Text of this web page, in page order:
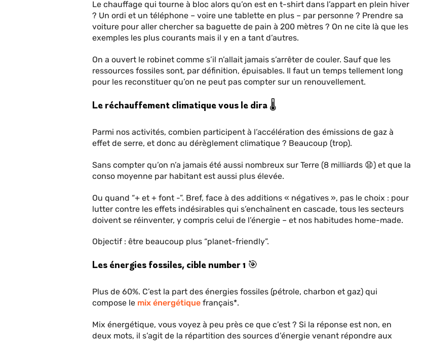
Le chauffage qui tourne à bloc alors qu’on est en t-shirt dans l’appart en plein hiver
? Un ordi et un téléphone – voire une tablette en plus – par personne ? Prendre sa
voiture pour aller chercher sa baguette de pain à 200 mètres ? On ne cite là que les
exemples les plus courants mais il y en a tant d’autres.
On a ouvert le robinet comme s’il n’allait jamais s’arrêter de couler. Sauf que les
ressources fossiles sont, par définition, épuisables. Il faut un temps tellement long
pour les reconstituer qu’on ne peut pas compter sur un renouvellement.
Le réchauffement climatique vous le dira 🌡
Parmi nos activités, combien participent à l’accélération des émissions de gaz à
effet de serre, et donc au dérèglement climatique ? Beaucoup (trop).
Sans compter qu’on n’a jamais été aussi nombreux sur Terre (8 milliards 😧) et que la
conso moyenne par habitant est aussi plus élevée.
Ou quand “+ et + font -”. Bref, face à des additions « négatives », pas le choix : pour
lutter contre les effets indésirables qui s’enchaînent en cascade, tous les secteurs
doivent se réinventer, y compris celui de l’énergie – et nos habitudes home-made.
Objectif : être beaucoup plus “planet-friendly”.
Les énergies fossiles, cible number 1 🎯
Plus de 60%. C’est la part des énergies fossiles (pétrole, charbon et gaz) qui
compose le mix énergétique français*.
Mix énergétique, vous voyez à peu près ce que c’est ? Si la réponse est non, en
deux mots, il s’agit de la répartition des sources d’énergie venant répondre aux